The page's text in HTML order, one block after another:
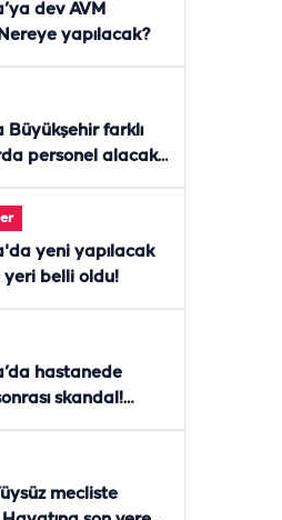
dev AVM
yapılacak?
Büyükşehir farklı
personel alacak!
yeni yapılacak
yeri belli oldu!
hastanede
skandal!
mecliste